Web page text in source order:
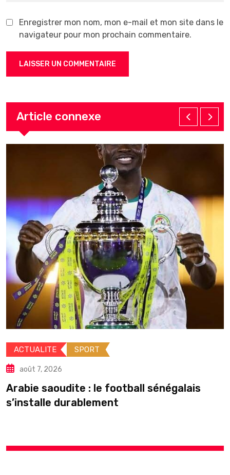
Enregistrer mon nom, mon e-mail et mon site dans le
navigateur pour mon prochain commentaire.
Article connexe
: le football sénégalais
ACTUALITE